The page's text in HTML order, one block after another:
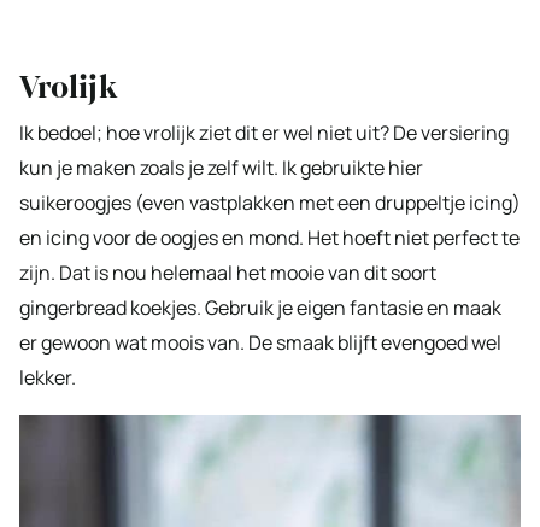
Vrolijk
Ik bedoel; hoe vrolijk ziet dit er wel niet uit? De versiering
kun je maken zoals je zelf wilt. Ik gebruikte hier
suikeroogjes (even vastplakken met een druppeltje icing)
en icing voor de oogjes en mond. Het hoeft niet perfect te
zijn. Dat is nou helemaal het mooie van dit soort
gingerbread koekjes. Gebruik je eigen fantasie en maak
er gewoon wat moois van. De smaak blijft evengoed wel
lekker.